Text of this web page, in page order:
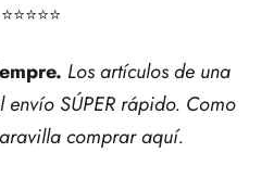
⭐​⭐​⭐​⭐​⭐​
Los artículos de una
SÚPER rápido. Como
comprar aquí.